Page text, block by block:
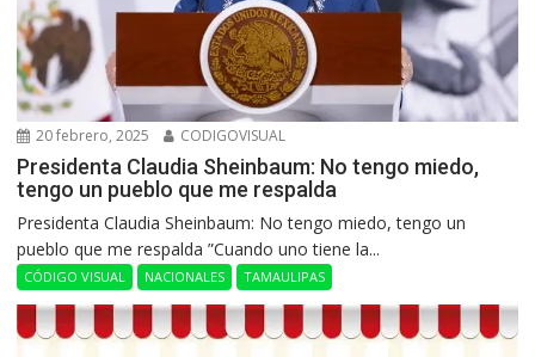
20 febrero, 2025 CODIGOVISUAL
Presidenta Claudia Sheinbaum: No tengo miedo,
tengo un pueblo que me respalda
Presidenta Claudia Sheinbaum: No tengo miedo, tengo un
pueblo que me respalda ”Cuando uno tiene la...
CÓDIGO VISUAL NACIONALES TAMAULIPAS